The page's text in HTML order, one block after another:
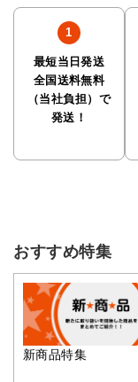
最短当日発送
全国送料無料
（当社負担）で
発送！
おすすめ特集
新商品特集